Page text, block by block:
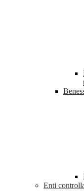
Enti